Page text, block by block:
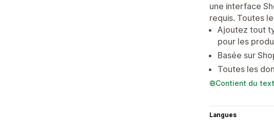
une interface
requis. Toutes
Ajoutez tout
pour les
Basée sur
Toutes les
Contient du
Langues